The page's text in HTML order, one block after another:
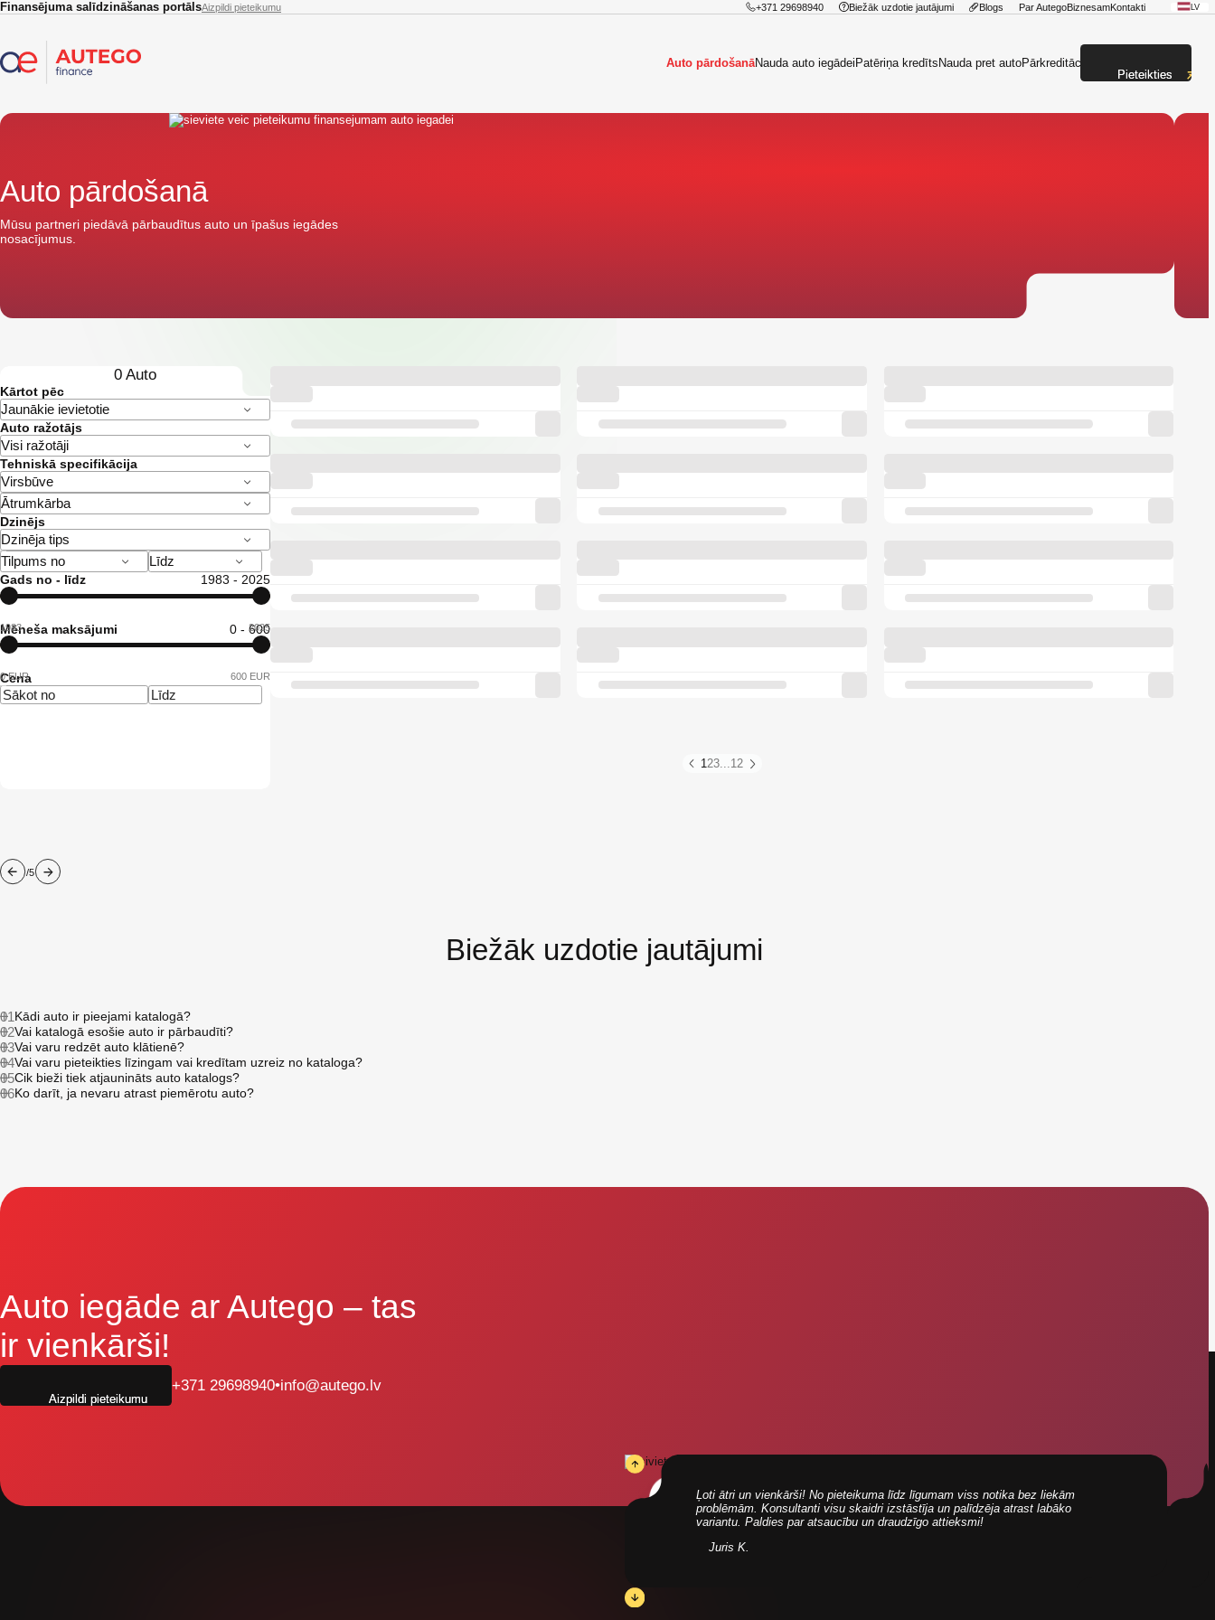
Skip to main content
Finansējuma salīdzināšanas portālsAizpildi pieteikumu +371 29698940 Biežāk uzdotie jautājumi Blogs Par AutegoBiznesamKontakti LV
Auto pārdošanāNauda auto iegādeiPatēriņa kredītsNauda pret autoPārkreditācija
Auto pārdošanā
Mūsu partneri piedāvā pārbaudītus auto un īpašus iegādes
nosacījumus.
0Auto
Kārtot pēc
Auto ražotājs
Tehniskā specifikācija
Dzinējs
Gads no - līdz 1983 - 2025
1983 2025
Mēneša maksājumi 0 - 600
0 EUR 600 EUR
Cena
123...12
/5
Biežāk uzdotie jautājumi
01Kādi auto ir pieejami katalogā?
02Vai katalogā esošie auto ir pārbaudīti?
03Vai varu redzēt auto klātienē?
04Vai varu pieteikties līzingam vai kredītam uzreiz no kataloga?
05Cik bieži tiek atjaunināts auto katalogs?
06Ko darīt, ja nevaru atrast piemērotu auto?
Auto iegāde ar Autego – tas
ir vienkārši!
+371 29698940•info@autego.lv
Ļoti ātri un vienkārši! No pieteikuma līdz līgumam viss notika bez liekām
problēmām. Konsultanti visu skaidri izstāstīja un palīdzēja atrast labāko
variantu. Paldies par atsaucību un draudzīgo attieksmi!
Juris K.